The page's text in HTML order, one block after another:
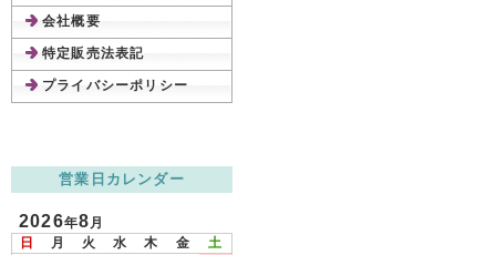
会社概要
特定販売法表記
プライバシーポリシー
営業日カレンダー
2026年8月
日
月 火 水 木 金
土